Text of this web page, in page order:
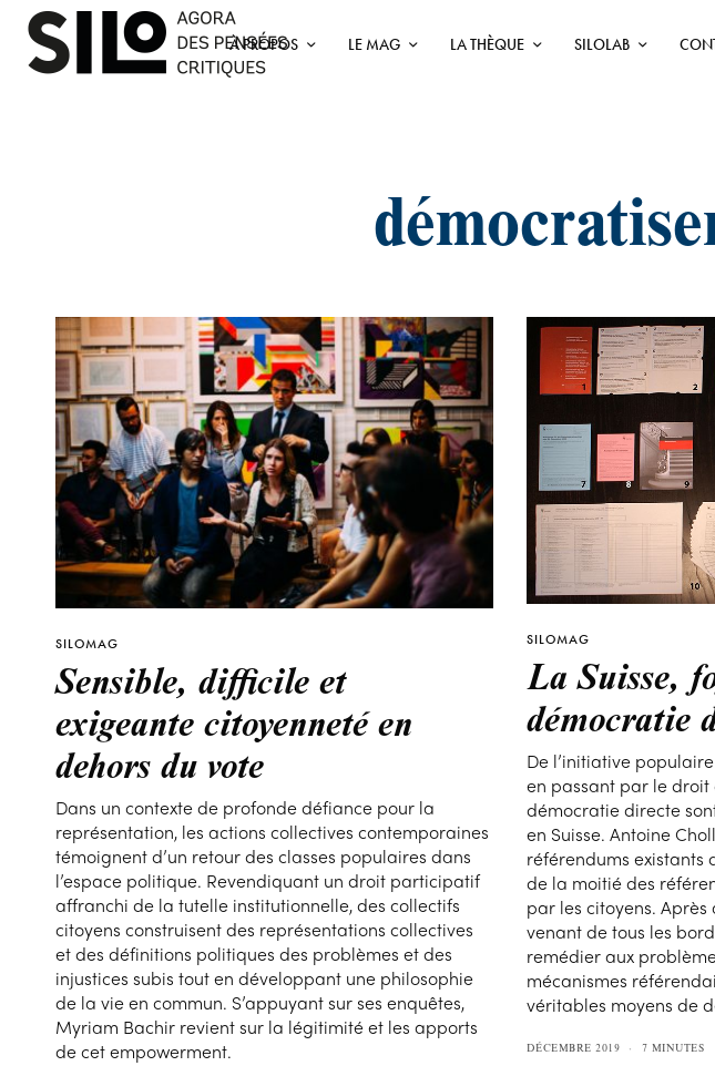
À PROPOS LE MAG LA THÈQUE SILOLAB
SILOMAG
Sensible, difficile et
exigeante citoyenneté en
dehors du vote
Dans un contexte de profonde défiance pour la
représentation, les actions collectives contemporaines
témoignent d’un retour des classes populaires dans
l’espace politique. Revendiquant un droit participatif
affranchi de la tutelle institutionnelle, des collectifs
citoyens construisent des représentations collectives
et des définitions politiques des problèmes et des
injustices subis tout en développant une philosophie
de la vie en commun. S’appuyant sur ses enquêtes,
Myriam Bachir revient sur la légitimité et les apports
de cet empowerment.
SILOMAG
La Suisse,
démocratie
De l’initiative
en passant par le droit
démocratie directe
en Suisse. Antoine
référendums existants
de la moitié des
par les citoyens.
venant de tous les
remédier aux
mécanismes
véritables moyens de
DÉCEMBRE 2019 7 MINUTES